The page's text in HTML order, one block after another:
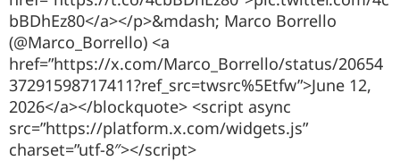
bBDhEz80</a></p>&mdash; Marco Borrello
(@Marco_Borrello) <a
href=”https://x.com/Marco_Borrello/status/20654
37291598717411?ref_src=twsrc%5Etfw”>June 12,
2026</a></blockquote> <script async
src=”https://platform.x.com/widgets.js”
charset=”utf-8″></script>